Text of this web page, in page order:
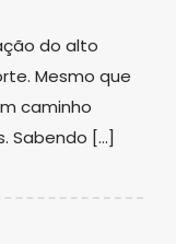
do alto
Mesmo que
caminho
Sabendo […]